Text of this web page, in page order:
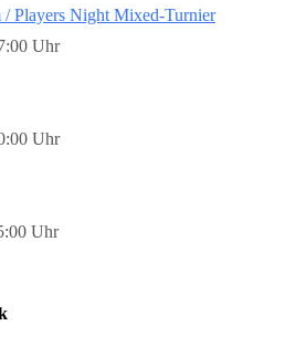
/ Players Night Mixed-Turnier
Uhr
Uhr
Uhr